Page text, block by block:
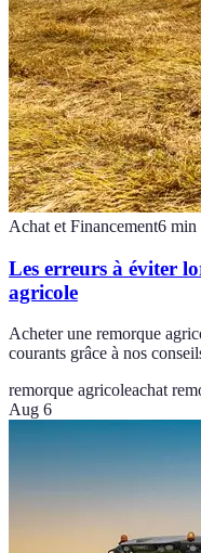
Achat et Financement6 min
Les erreurs à éviter
agricole
Acheter une remorque
courants grâce à nos
remorque agricoleachat
Aug 6